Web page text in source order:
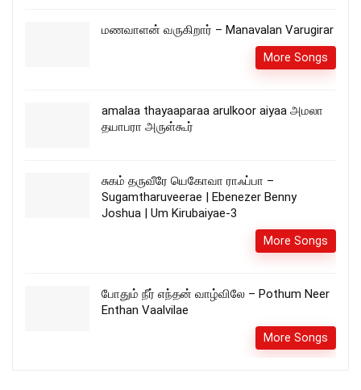
மணவாளன் வருகிறார் – Manavalan Varugirar
More Songs
amalaa thayaaparaa arulkoor aiyaa அமலா
தயாபரா அருள்கூர்
சுகம் தருவீரே யெகோவா ராஃப்பா –
Sugamtharuveerae | Ebenezer Benny
Joshua | Um Kirubaiyae-3
More Songs
போதும் நீர் எந்தன் வாழ்விலே – Pothum Neer
Enthan Vaalvilae
More Songs